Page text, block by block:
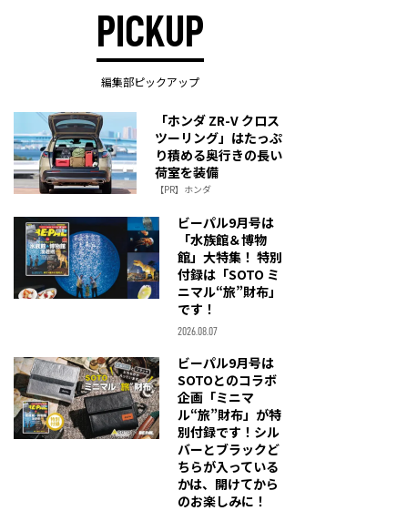
PICKUP
編集部ピックアップ
「ホンダ ZR-V クロス
ツーリング」はたっぷ
り積める奥行きの長い
荷室を装備
【PR】ホンダ
ビーパル9月号は
「水族館＆博物
館」大特集！ 特別
付録は「SOTO ミ
ニマル“旅”財布」
です！
2026.08.07
ビーパル9月号は
SOTOとのコラボ
企画「ミニマ
ル“旅”財布」が特
別付録です！シル
バーとブラックど
ちらが入っている
かは、開けてから
のお楽しみに！